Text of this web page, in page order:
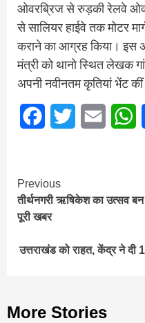
ओवरब्रिज से रुड़की रेलवे
से सालियर हाईवे तक मोटर
कराने का आग्रह किया। इस
मंत्री को थानो स्थित लेखक
अपनी नवीनतम कृतियां भेंट
FacebookTwitter Email
Continue
Reading
Previous
तीर्थनगरी ऋषिकेश का उत्सव बन
पूरी खबर
उत्तराखंड को राहत, केंद्र ने दी
More Stories